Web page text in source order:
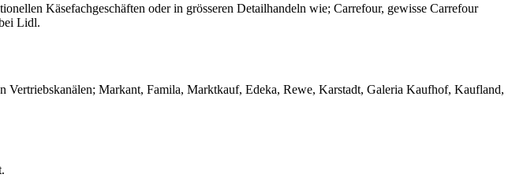
Käsefachgeschäften oder in grösseren Detailhandeln wie; Carrefour, gewisse Carrefour
Lidl.
Markant, Famila, Marktkauf, Edeka, Rewe, Karstadt, Galeria Kaufhof, Kaufland,